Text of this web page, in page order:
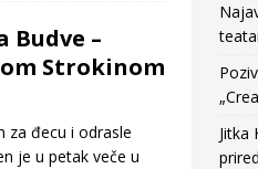
–
Strokinom
za đecu i odrasle
je u petak veče u
Jitka